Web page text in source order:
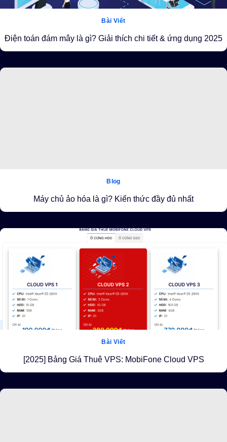
Bài Viết
Điện toán đám mây là gì? Giải thích chi tiết & ứng dụng 2025
Blog
Máy chủ ảo hóa là gì? Kiến thức đầy đủ nhất
Bài Viết
[2025] Bảng Giá Thuê VPS: MobiFone Cloud VPS